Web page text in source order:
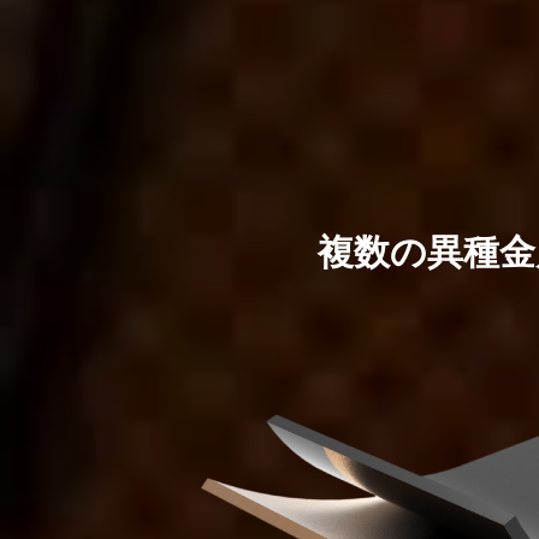
複数の異種